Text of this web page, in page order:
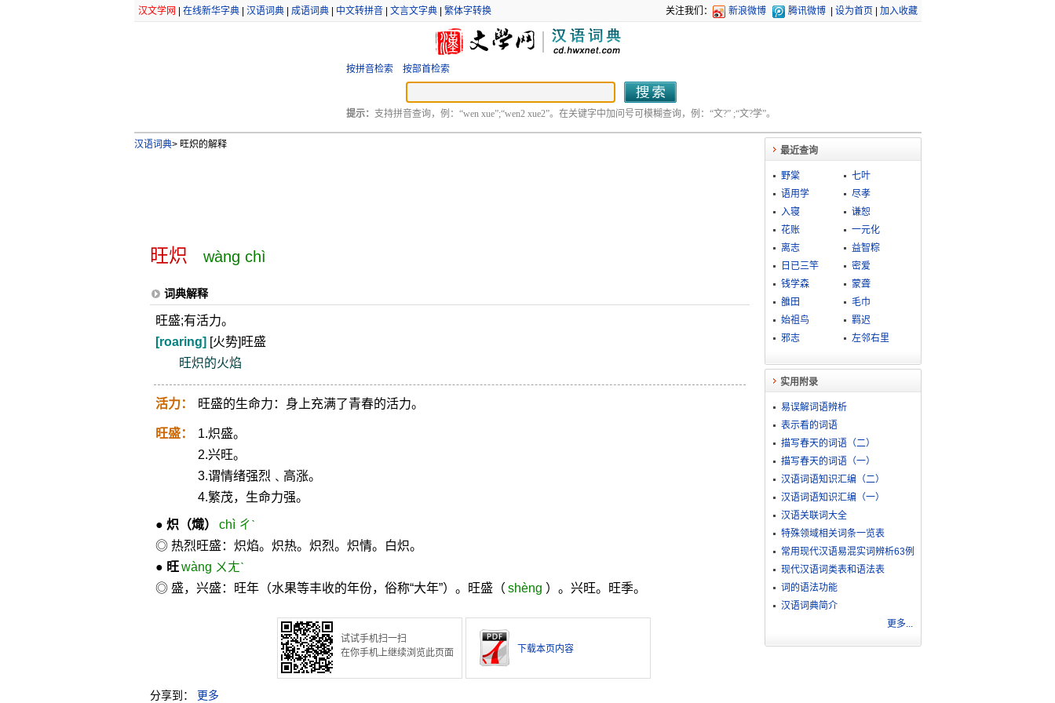
汉文学网 在线新华字典| 汉语词典| 成语词典| 中文转拼音| 文言文字典| 繁体字转换 关注我们： 新浪微博 腾讯微博 设为首页 加入收藏
按拼音检索 按部首检索
提示： 支持拼音查询，例：“wen xue”;“wen2 xue2”。在关键字中加问号可模糊查询，例：“文?” ;“文?学”。
汉语词典>旺炽的解释
旺炽 wàng chì
词典解释
旺盛;有活力。
[roaring] [火势]旺盛
旺炽的火焰
活力： 旺盛的生命力：身上充满了青春的活力。
旺盛：
1.炽盛。
2.兴旺。
3.谓情绪强烈﹑高涨。
4.繁茂，生命力强。
● 炽 （熾）
chì ㄔˋ
◎ 热烈旺盛：炽焰。炽热。炽烈。炽情。白炽。
● 旺 wàng ㄨㄤˋ
◎ 盛，兴盛：旺年（水果等丰收的年份，俗称“大年”）。旺盛（ shèng ）。兴旺。旺季。
试试手机扫一扫
在你手机上继续浏览此页面
下载本页内容
分享到： 更多
最近查询
野棠
七叶
语用学
尽孝
入寝
谦恕
花账
一元化
离志
益智粽
日已三竿
密爱
钱学森
蒙聋
雒田
毛巾
始祖鸟
羁迟
邪志
左邻右里
实用附录
易误解词语辨析
表示看的词语
描写春天的词语（二）
描写春天的词语（一）
汉语词语知识汇编（二）
汉语词语知识汇编（一）
汉语关联词大全
特殊领域相关词条一览表
常用现代汉语易混实词辨析63例
现代汉语词类表和语法表
词的语法功能
汉语词典简介
更多...